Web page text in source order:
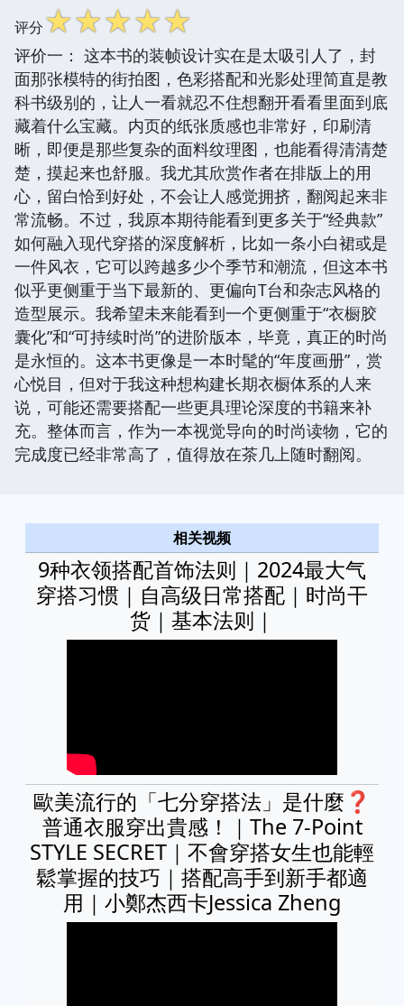
评分☆☆☆☆☆
评价一： 这本书的装帧设计实在是太吸引人了，封
面那张模特的街拍图，色彩搭配和光影处理简直是教
科书级别的，让人一看就忍不住想翻开看看里面到底
藏着什么宝藏。内页的纸张质感也非常好，印刷清
晰，即便是那些复杂的面料纹理图，也能看得清清楚
楚，摸起来也舒服。我尤其欣赏作者在排版上的用
心，留白恰到好处，不会让人感觉拥挤，翻阅起来非
常流畅。不过，我原本期待能看到更多关于“经典款”
如何融入现代穿搭的深度解析，比如一条小白裙或是
一件风衣，它可以跨越多少个季节和潮流，但这本书
似乎更侧重于当下最新的、更偏向T台和杂志风格的
造型展示。我希望未来能看到一个更侧重于“衣橱胶
囊化”和“可持续时尚”的进阶版本，毕竟，真正的时尚
是永恒的。这本书更像是一本时髦的“年度画册”，赏
心悦目，但对于我这种想构建长期衣橱体系的人来
说，可能还需要搭配一些更具理论深度的书籍来补
充。整体而言，作为一本视觉导向的时尚读物，它的
完成度已经非常高了，值得放在茶几上随时翻阅。
相关视频
9种衣领搭配首饰法则｜2024最大气
穿搭习惯｜自高级日常搭配｜时尚干
货｜基本法则｜
歐美流行的「七分穿搭法」是什麼❓
普通衣服穿出貴感！｜The 7-Point
STYLE SECRET｜不會穿搭女生也能輕
鬆掌握的技巧｜搭配高手到新手都適
用｜小鄭杰西卡Jessica Zheng